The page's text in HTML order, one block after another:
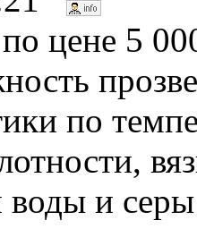
цене 5
по
воды и серы